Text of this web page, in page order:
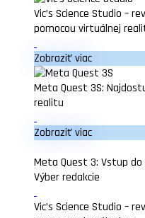
Vic’s Science Studio –
pomocou virtuálnej
Zobraziť viac
Meta Quest 3S:
realitu
Zobraziť viac
Meta Quest 3: Vstup
Výber redakcie
Vic’s Science Studio –